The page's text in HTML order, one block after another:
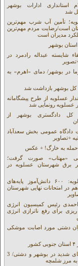
استانداری ادارات بوشهر
شد
تأمین آب شرب مهم‌ترین
است/رضایت مردم مهم‌ترین
مدیران است
استان بوشهر
شایسته عبداله رادمرد در
در بوشهر/ دمای «اهرم» به
کل بوشهر بازداشت شد
عسلویه از طرح پیشگامانه
عسلویه رونمایی شد
کل دادگستری بوشهر از
عمومی بخش سعدآباد
+تصاویر
حمله به خارگ! + عکس
«مهتاب» صورت گرفت؛
برق شهرستان عسلویه در
فرماندار عسلویه: ۶۰۰ دانش‌آموز پایه‌های
در امتحانات نهایی شهرستان
رئیس کمیسیون انرژی
برای رفع ناترازی انرژی
دشتی مورد اصابت موشکی
صدای انفجارهای شدید در بوشهر و دشتی/ 3
مرز شلمچه